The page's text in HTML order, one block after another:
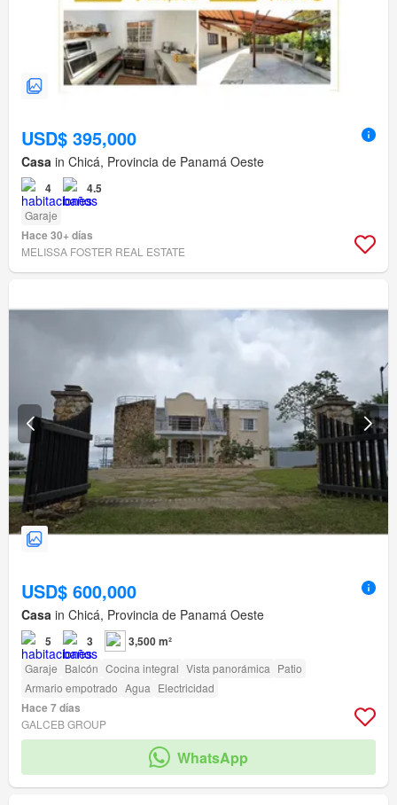
USD$ 395,000
Casa in Chicá, Provincia de Panamá Oeste
4 4.5
Garaje
Hace 30+ días
MELISSA FOSTER REAL ESTATE
USD$ 600,000
Casa in Chicá, Provincia de Panamá Oeste
5 3 3,500 m²
Garaje Balcón Cocina integral Vista panorámica Patio
Armario empotrado Agua Electricidad
Hace 7 días
GALCEB GROUP
WhatsApp